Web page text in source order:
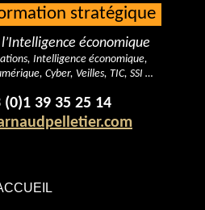
stratégique
économique
Intelligence économique,
Cyber, Veilles, TIC, SSI …
(0)1 39 35 25 14